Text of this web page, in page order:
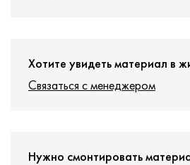
Хотите увидеть материал в
Связаться с менеджером
Нужно смонтировать